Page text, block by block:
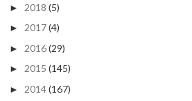
► 2018 (5)
► 2017(4)
► 2016(29)
► 2015 (145)
► 2014(167)